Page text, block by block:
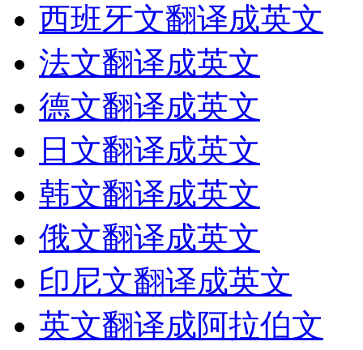
西班牙文翻译成英文
法文翻译成英文
德文翻译成英文
日文翻译成英文
韩文翻译成英文
俄文翻译成英文
印尼文翻译成英文
英文翻译成阿拉伯文